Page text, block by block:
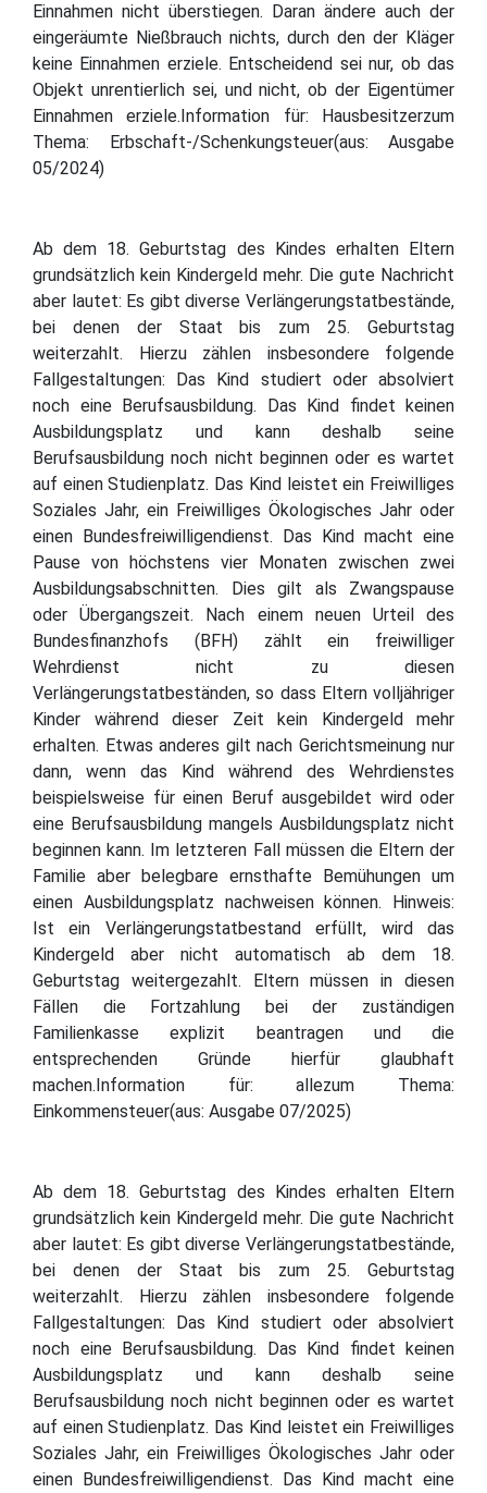
Einnahmen nicht überstiegen. Daran ändere auch der
eingeräumte Nießbrauch nichts, durch den der Kläger
keine Einnahmen erziele. Entscheidend sei nur, ob das
Objekt unrentierlich sei, und nicht, ob der Eigentümer
Einnahmen erziele.Information für: Hausbesitzerzum
Thema: Erbschaft-/Schenkungsteuer(aus: Ausgabe
05/2024)
Ab dem 18. Geburtstag des Kindes erhalten Eltern
grundsätzlich kein Kindergeld mehr. Die gute Nachricht
aber lautet: Es gibt diverse Verlängerungstatbestände,
bei denen der Staat bis zum 25. Geburtstag
weiterzahlt. Hierzu zählen insbesondere folgende
Fallgestaltungen: Das Kind studiert oder absolviert
noch eine Berufsausbildung. Das Kind findet keinen
Ausbildungsplatz und kann deshalb seine
Berufsausbildung noch nicht beginnen oder es wartet
auf einen Studienplatz. Das Kind leistet ein Freiwilliges
Soziales Jahr, ein Freiwilliges Ökologisches Jahr oder
einen Bundesfreiwilligendienst. Das Kind macht eine
Pause von höchstens vier Monaten zwischen zwei
Ausbildungsabschnitten. Dies gilt als Zwangspause
oder Übergangszeit. Nach einem neuen Urteil des
Bundesfinanzhofs (BFH) zählt ein freiwilliger
Wehrdienst nicht zu diesen
Verlängerungstatbeständen, so dass Eltern volljähriger
Kinder während dieser Zeit kein Kindergeld mehr
erhalten. Etwas anderes gilt nach Gerichtsmeinung nur
dann, wenn das Kind während des Wehrdienstes
beispielsweise für einen Beruf ausgebildet wird oder
eine Berufsausbildung mangels Ausbildungsplatz nicht
beginnen kann. Im letzteren Fall müssen die Eltern der
Familie aber belegbare ernsthafte Bemühungen um
einen Ausbildungsplatz nachweisen können. Hinweis:
Ist ein Verlängerungstatbestand erfüllt, wird das
Kindergeld aber nicht automatisch ab dem 18.
Geburtstag weitergezahlt. Eltern müssen in diesen
Fällen die Fortzahlung bei der zuständigen
Familienkasse explizit beantragen und die
entsprechenden Gründe hierfür glaubhaft
machen.Information für: allezum Thema:
Einkommensteuer(aus: Ausgabe 07/2025)
Ab dem 18. Geburtstag des Kindes erhalten Eltern
grundsätzlich kein Kindergeld mehr. Die gute Nachricht
aber lautet: Es gibt diverse Verlängerungstatbestände,
bei denen der Staat bis zum 25. Geburtstag
weiterzahlt. Hierzu zählen insbesondere folgende
Fallgestaltungen: Das Kind studiert oder absolviert
noch eine Berufsausbildung. Das Kind findet keinen
Ausbildungsplatz und kann deshalb seine
Berufsausbildung noch nicht beginnen oder es wartet
auf einen Studienplatz. Das Kind leistet ein Freiwilliges
Soziales Jahr, ein Freiwilliges Ökologisches Jahr oder
einen Bundesfreiwilligendienst. Das Kind macht eine